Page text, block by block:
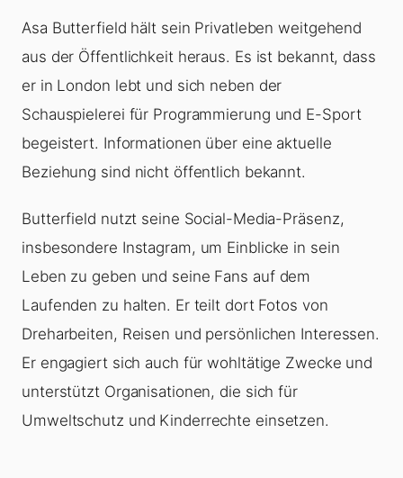
Asa Butterfield hält sein Privatleben weitgehend
aus der Öffentlichkeit heraus. Es ist bekannt, dass
er in London lebt und sich neben der
Schauspielerei für Programmierung und E-Sport
begeistert. Informationen über eine aktuelle
Beziehung sind nicht öffentlich bekannt.
Butterfield nutzt seine Social-Media-Präsenz,
insbesondere Instagram, um Einblicke in sein
Leben zu geben und seine Fans auf dem
Laufenden zu halten. Er teilt dort Fotos von
Dreharbeiten, Reisen und persönlichen Interessen.
Er engagiert sich auch für wohltätige Zwecke und
unterstützt Organisationen, die sich für
Umweltschutz und Kinderrechte einsetzen.